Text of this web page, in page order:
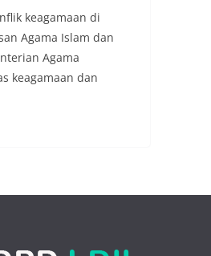
keagamaan di
Agama Islam dan
Agama
keagamaan dan